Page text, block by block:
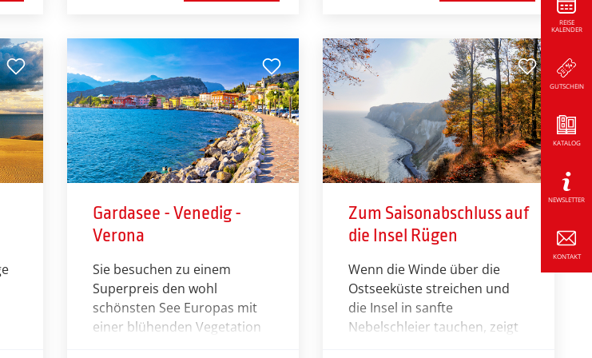
Meisterschaft der
ProfiLeague in der Standard
und Latein Kür statt und
sorgt sicherlich für große
Augen, wenn Sie in die
faszinierende Welt des
Tanzes eintauchen.
Besonderheiten der Stadt
Lüneburg. Der Höhepunkt
dieser Reise ist das jähr­liche
und traditionsreiche
Heideblütenfest in
Schneverdingen.
Gardasee - Venedig -
Verona
Sie besuchen zu einem
Superpreis den wohl
schönsten See Europas mit
einer blühenden Vegetation
Zum Saisonabschluss auf
die Insel Rügen
Wenn die Winde über die
Ostseeküste streichen und
die Insel in sanfte
Nebelschleier tauchen, zeigt
REISE
KALENDER
GUTSCHEIN
KATALOG
NEWSLETTER
KONTAKT